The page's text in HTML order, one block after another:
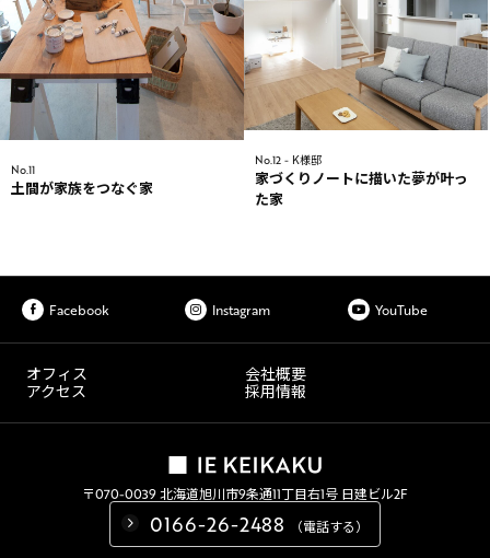
No.11
土間が家族をつなぐ家
No.12 - K様邸
家づくりノートに描いた夢が叶っ
た家
Facebook Instagram YouTube
オフィス 会社概要
アクセス 採用情報
〒070-0039 北海道旭川市9条通11丁目右1号 日建ビル2F
0166-26-2488 （電話する）